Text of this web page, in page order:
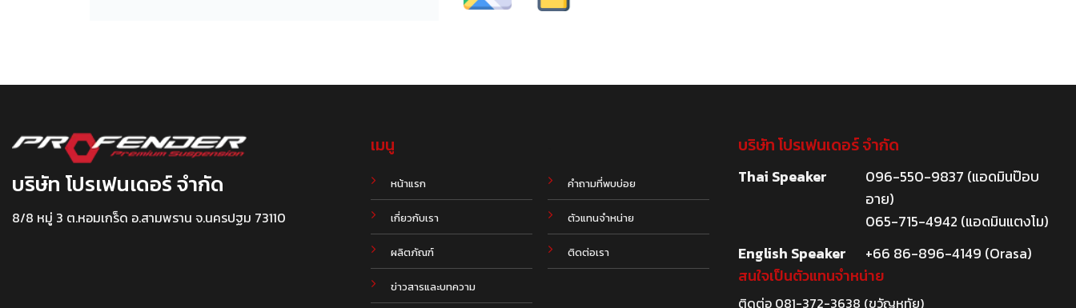
บริษัท โปรเฟนเดอร์ จำกัด
8/8 หมู่ 3 ต.หอมเกร็ด อ.สามพราน จ.นครปฐม 73110
เมนู
หน้าแรก
เกี่ยวกับเรา
ผลิตภัณฑ์
ข่าวสารและบทความ
คำถามที่พบบ่อย
ตัวแทนจำหน่าย
ติดต่อเรา
บริษัท โปรเฟนเดอร์ จำกัด
Thai Speaker
096-550-9837 (แอดมินป๊อบ
อาย)
065-715-4942 (แอดมินแตงโม)
English Speaker
+66 86-896-4149 (Orasa)
สนใจเป็นตัวแทนจำหน่าย
ติดต่อ 081-372-3638 (ขวัญหทัย)